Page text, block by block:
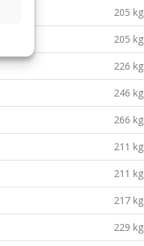
205 kg
205 kg
226 kg
246 kg
266 kg
211 kg
211 kg
217 kg
229 kg